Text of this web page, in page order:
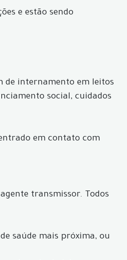
e estão sendo
de internamento em leitos
social, cuidados
em contato com
transmissor. Todos
saúde mais próxima, ou